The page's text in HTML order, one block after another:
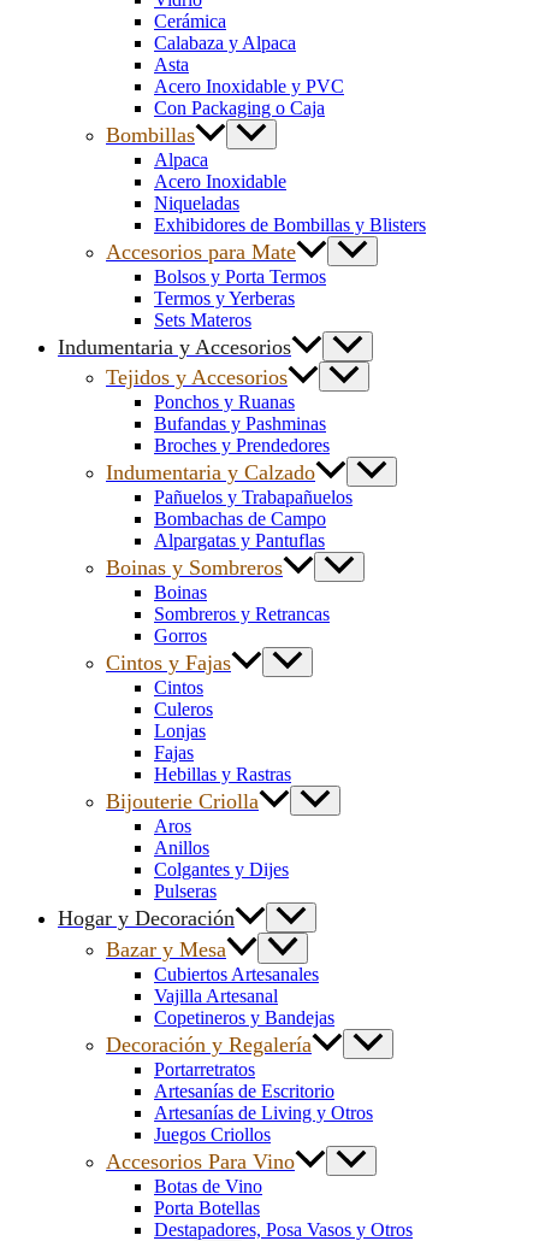
Cerámica
Calabaza y Alpaca
Asta
Acero Inoxidable y PVC
Con Packaging o Caja
Bombillas
Alpaca
Acero Inoxidable
Niqueladas
Exhibidores de Bombillas y Blisters
Accesorios para Mate
Bolsos y Porta Termos
Termos y Yerberas
Sets Materos
Indumentaria y Accesorios
Tejidos y Accesorios
Ponchos y Ruanas
Bufandas y Pashminas
Broches y Prendedores
Indumentaria y Calzado
Pañuelos y Trabapañuelos
Bombachas de Campo
Alpargatas y Pantuflas
Boinas y Sombreros
Boinas
Sombreros y Retrancas
Gorros
Cintos y Fajas
Cintos
Culeros
Lonjas
Fajas
Hebillas y Rastras
Bijouterie Criolla
Aros
Anillos
Colgantes y Dijes
Pulseras
Hogar y Decoración
Bazar y Mesa
Cubiertos Artesanales
Vajilla Artesanal
Copetineros y Bandejas
Decoración y Regalería
Portarretratos
Artesanías de Escritorio
Artesanías de Living y Otros
Juegos Criollos
Accesorios Para Vino
Botas de Vino
Porta Botellas
Destapadores, Posa Vasos y Otros